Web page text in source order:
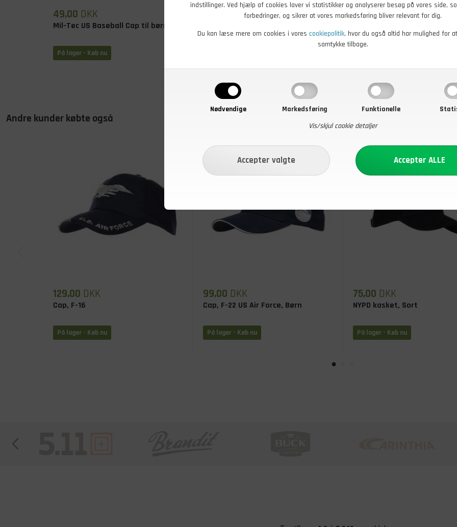
indstillinger. Ved hjælp af cookies laver vi statistikker og analyserer besøg på vores side,
forbedringer, og sikrer at vores markedsføring bliver relevant for dig.
Du kan læse mere om cookies i vores cookiepolitik, hvor du også altid har mulighed for
samtykke tilbage.
Nødvendige Markedsføring Funktionelle
Vis/skjul cookie detaljer
49,00 DKK
Mil-Tec US Baseball Cap til børn
På lager - Køb nu
DKK 25,00 DKK
Woodland camouflage
Andre kunder købte også
129,00 DKK
Cap, F-16
På lager - Køb nu
99,00 DKK
Cap, F-22 US Air Force, Børn
På lager - Køb nu
75,00 DKK
NYPD kasket, Sort
På lager - Køb nu